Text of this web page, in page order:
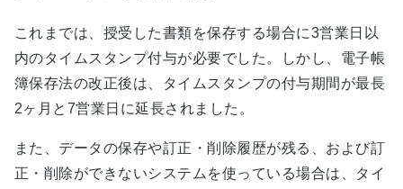
これまでは、授受した書類を保存する場合に3営業日以
内のタイムスタンプ付与が必要でした。しかし、電子帳
簿保存法の改正後は、タイムスタンプの付与期間が最長
2ヶ月と7営業日に延長されました。
また、データの保存や訂正・削除履歴が残る、および訂
正・削除ができないシステムを使っている場合は、タイ